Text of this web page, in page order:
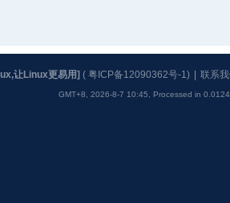
让Linux更易用] ( 粤ICP备12090362号-1) 联系
GMT+8, 2026-8-7 10:45, Processed in